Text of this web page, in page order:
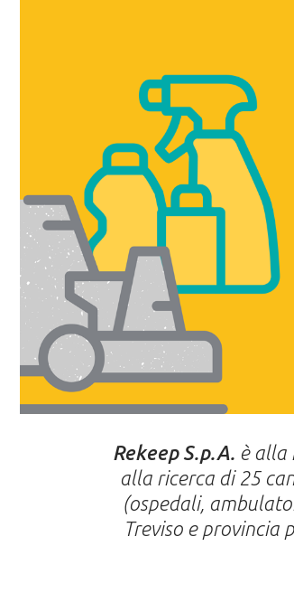
Rekeep S.p.A. è alla
alla ricerca di 25
(ospedali,
Treviso e provincia